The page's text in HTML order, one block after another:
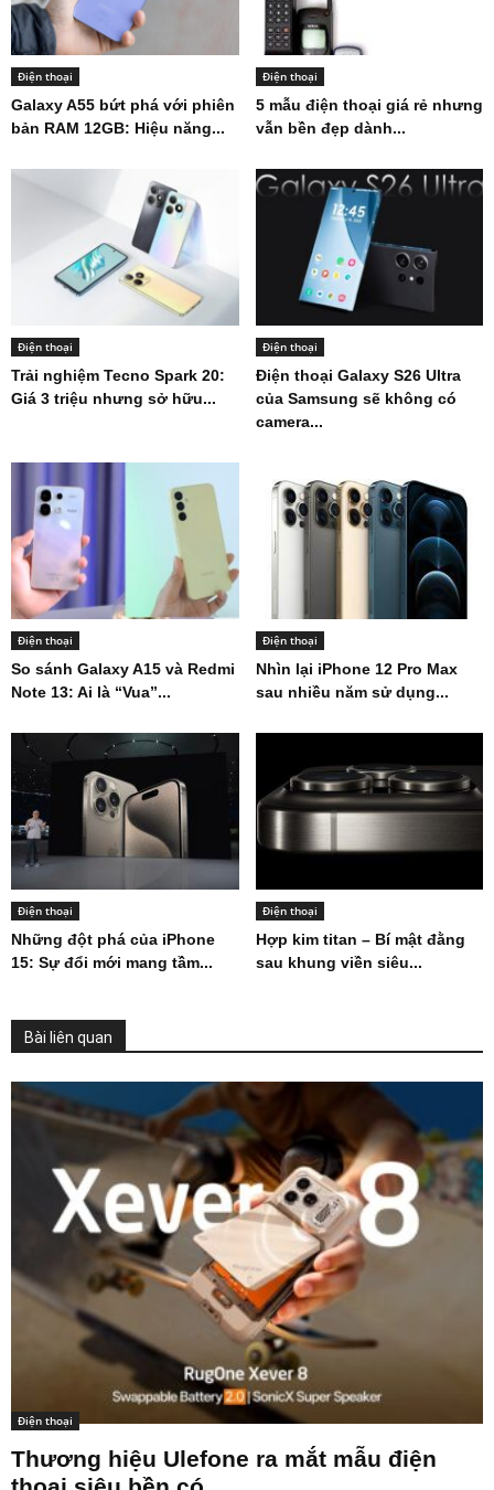
Điện thoại
Galaxy A55 bứt phá với phiên
bản RAM 12GB: Hiệu năng...
Điện thoại
5 mẫu điện thoại giá rẻ nhưng
vẫn bền đẹp dành...
Điện thoại
Trải nghiệm Tecno Spark 20:
Giá 3 triệu nhưng sở hữu...
Điện thoại
Điện thoại Galaxy S26 Ultra
của Samsung sẽ không có
camera...
Điện thoại
So sánh Galaxy A15 và Redmi
Note 13: Ai là “Vua”...
Điện thoại
Nhìn lại iPhone 12 Pro Max
sau nhiều năm sử dụng...
Điện thoại
Những đột phá của iPhone
15: Sự đổi mới mang tầm...
Điện thoại
Hợp kim titan – Bí mật đằng
sau khung viền siêu...
Bài liên quan
Điện thoại
Thương hiệu Ulefone ra mắt mẫu điện